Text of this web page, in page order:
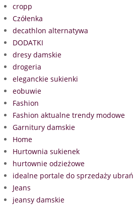
cropp
Czółenka
decathlon alternatywa
DODATKI
dresy damskie
drogeria
eleganckie sukienki
eobuwie
Fashion
Fashion aktualne trendy modowe
Garnitury damskie
Home
Hurtownia sukienek
hurtownie odzieżowe
idealne portale do sprzedaży ubrań
Jeans
jeansy damskie